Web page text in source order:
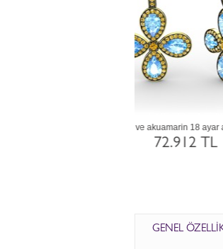
Lab safir ve yeşil
altın
GENEL